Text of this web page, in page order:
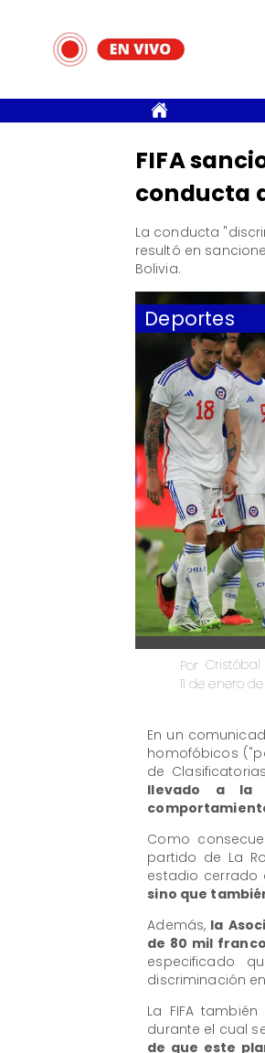
Deportes
Cristóbal
Por
11 de enero
FIFA
conducta
​La conducta
resultó en
Bolivia.
En un
homofóbicos
de
llevado a la
Como
partido de La
estadio cerrado
sino que
Además, la
de 80 mil
especificado
discriminación
La FIFA
durante el cual
de que este